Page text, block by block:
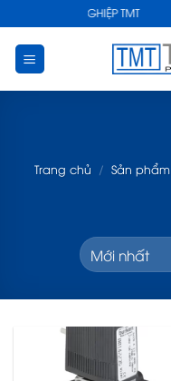
to
content
CÔNG NGHIỆP TMT
Trang chủ / Sản phẩm